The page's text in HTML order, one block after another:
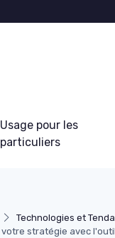
Usage pour les
particuliers
Technologies et
votre stratégie avec